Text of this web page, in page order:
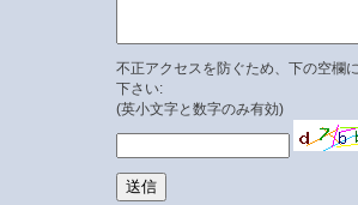
不正アクセスを防ぐため、下の空欄
下さい:
(英小文字と数字のみ有効)